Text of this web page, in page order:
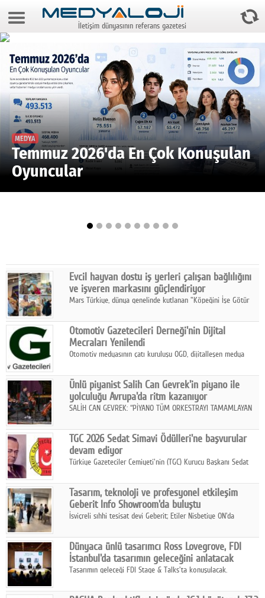
6 Ağustos 2026 14:25:05
Foto Galeri
Video Galeri
Gazeteler
Medya
Reyting-tiraj
Teknoloji
Facebook
Diziler
Karikatür
Youtube
Polemik
Reklam
Yazarlar
Künye
SOSYAL MEDYA
Facebook
Twitter
Google Plus
© 2026 TÜM HAKLARI SAKLIDIR
İletişim dünyasının referans gazetesi
MEDYA
Temmuz 2026'da En Çok Konuşulan
Oyuncular
Evcil hayvan dostu iş yerleri çalışan bağlılığını
ve işveren markasını güçlendiriyor
Mars Türkiye, dünya genelinde kutlanan "Köpeğini İşe Götür
çalışan bağlılığı, iyi olma hali ve işveren markası üzerindeki
etkisine dikkat çekti.
Otomotiv Gazetecileri Derneği'nin Dijital
Mecraları Yenilendi
Otomotiv medyasının çatı kuruluşu OGD, dijitalleşen medya
hedefiyle internet sitesini ve sosyal medya kanallarını yeniledi.
Ünlü piyanist Salih Can Gevrek'in piyano ile
yolculuğu Avrupa'da ritm kazanıyor
SALİH CAN GEVREK: “PİYANO TÜM ORKESTRAYI TAMAMLAYAN
ETKİ YARATIYOR"
TGC 2026 Sedat Simavi Ödülleri'ne başvurular
devam ediyor
Türkiye Gazeteciler Cemiyeti'nin (TGC) Kurucu Başkanı Sedat
Tasarım, teknoloji ve profesyonel etkileşim
Geberit Info Showroom'da buluştu
İsviçreli sıhhi tesisat devi Geberit; Etiler Nisbetiye ON'da
ortaklığıyla özel bir davete ev sahipliği yaptı.
Dünyaca ünlü tasarımcı Ross Lovegrove, FDI
İstanbul'da tasarımın geleceğini anlatacak
Tasarımın geleceği FDI Stage & Talks'ta konuşulacak.